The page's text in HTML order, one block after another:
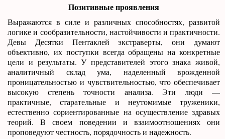
Позитивные проявления
Выражаются в силе и различных способностях, развитой
логике и сообразительности, настойчивости и практичности.
Девы Десятки Пентаклей экстраверты, они думают
объективно, их поступки всегда обращены на конкретные
цели и результаты. У представителей этого знака живой,
аналитичный склад ума, наделенный врожденной
проницательностью и чувствительностью, что обеспечивает
высокую степень точности анализа. Эти люди —
практичные, старательные и неутомимые труженики,
естественно сориентированные на осуществление здравых
теорий. В своем поведении и взаимоотношениях они
проповедуют честность, порядочность и надежность.